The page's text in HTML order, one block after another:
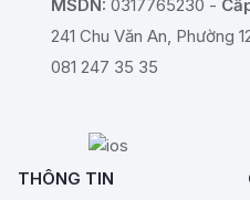
MSDN: 0317765230 -
241 Chu Văn An, Phường
081 247 35 35
THÔNG TIN